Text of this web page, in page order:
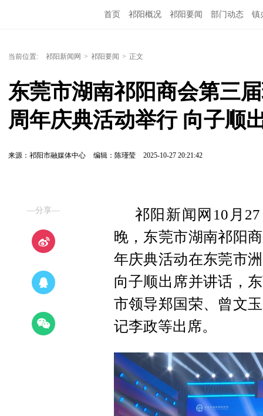
首页 祁阳概况 祁阳要闻 部门动态 镇
当前位置: 祁阳新闻网 > 祁阳要闻 > 正文
东莞市湖南祁阳商会第三
周年庆典活动举行 向子顺
来源：祁阳市融媒体中心 编辑：陈瑾莹 2025-10-27 20:21:42
—分享—
祁阳新闻网10月
晚，东莞市湖南祁阳
年庆典活动在东莞市
向子顺出席并讲话，
市领导郑国荣、曾文
记李政等出席。